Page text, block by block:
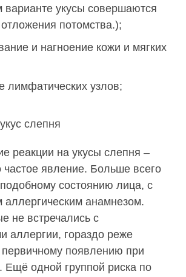
варианте укусы совершаются
потомства.);
и нагноение кожи и мягких
лимфатических узлов;
слепня
реакции на укусы слепня –
частое явление. Больше всего
состоянию лица, с
анамнезом.
не встречались с
аллергии, гораздо реже
появлению при
Ещё одной группой риска по